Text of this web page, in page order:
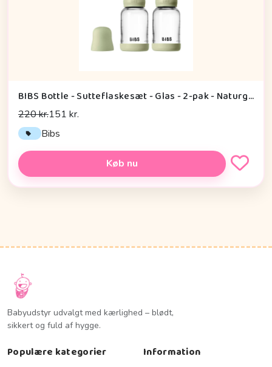
BIBS Bottle - Sutteflaskesæt - Glas - 2-pak - Naturgummi/Slow Flow/Rund - 120ml - Sage
220 kr.151 kr.
Bibs
Køb nu
Babyudstyr udvalgt med kærlighed – blødt,
sikkert og fuld af hygge.
Populære kategorier Information